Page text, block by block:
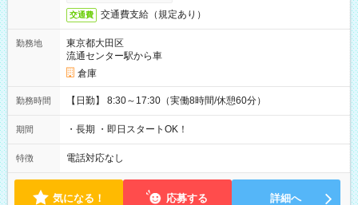
交通費 交通費支給（規定あり）
勤務地
東京都大田区
流通センター駅から車
倉庫
勤務時間 【日勤】 8:30～17:30（実働8時間/休憩60分）
期間 ・長期 ・即日スタートOK！
特徴 電話対応なし
気になる！ 応募する 詳細へ